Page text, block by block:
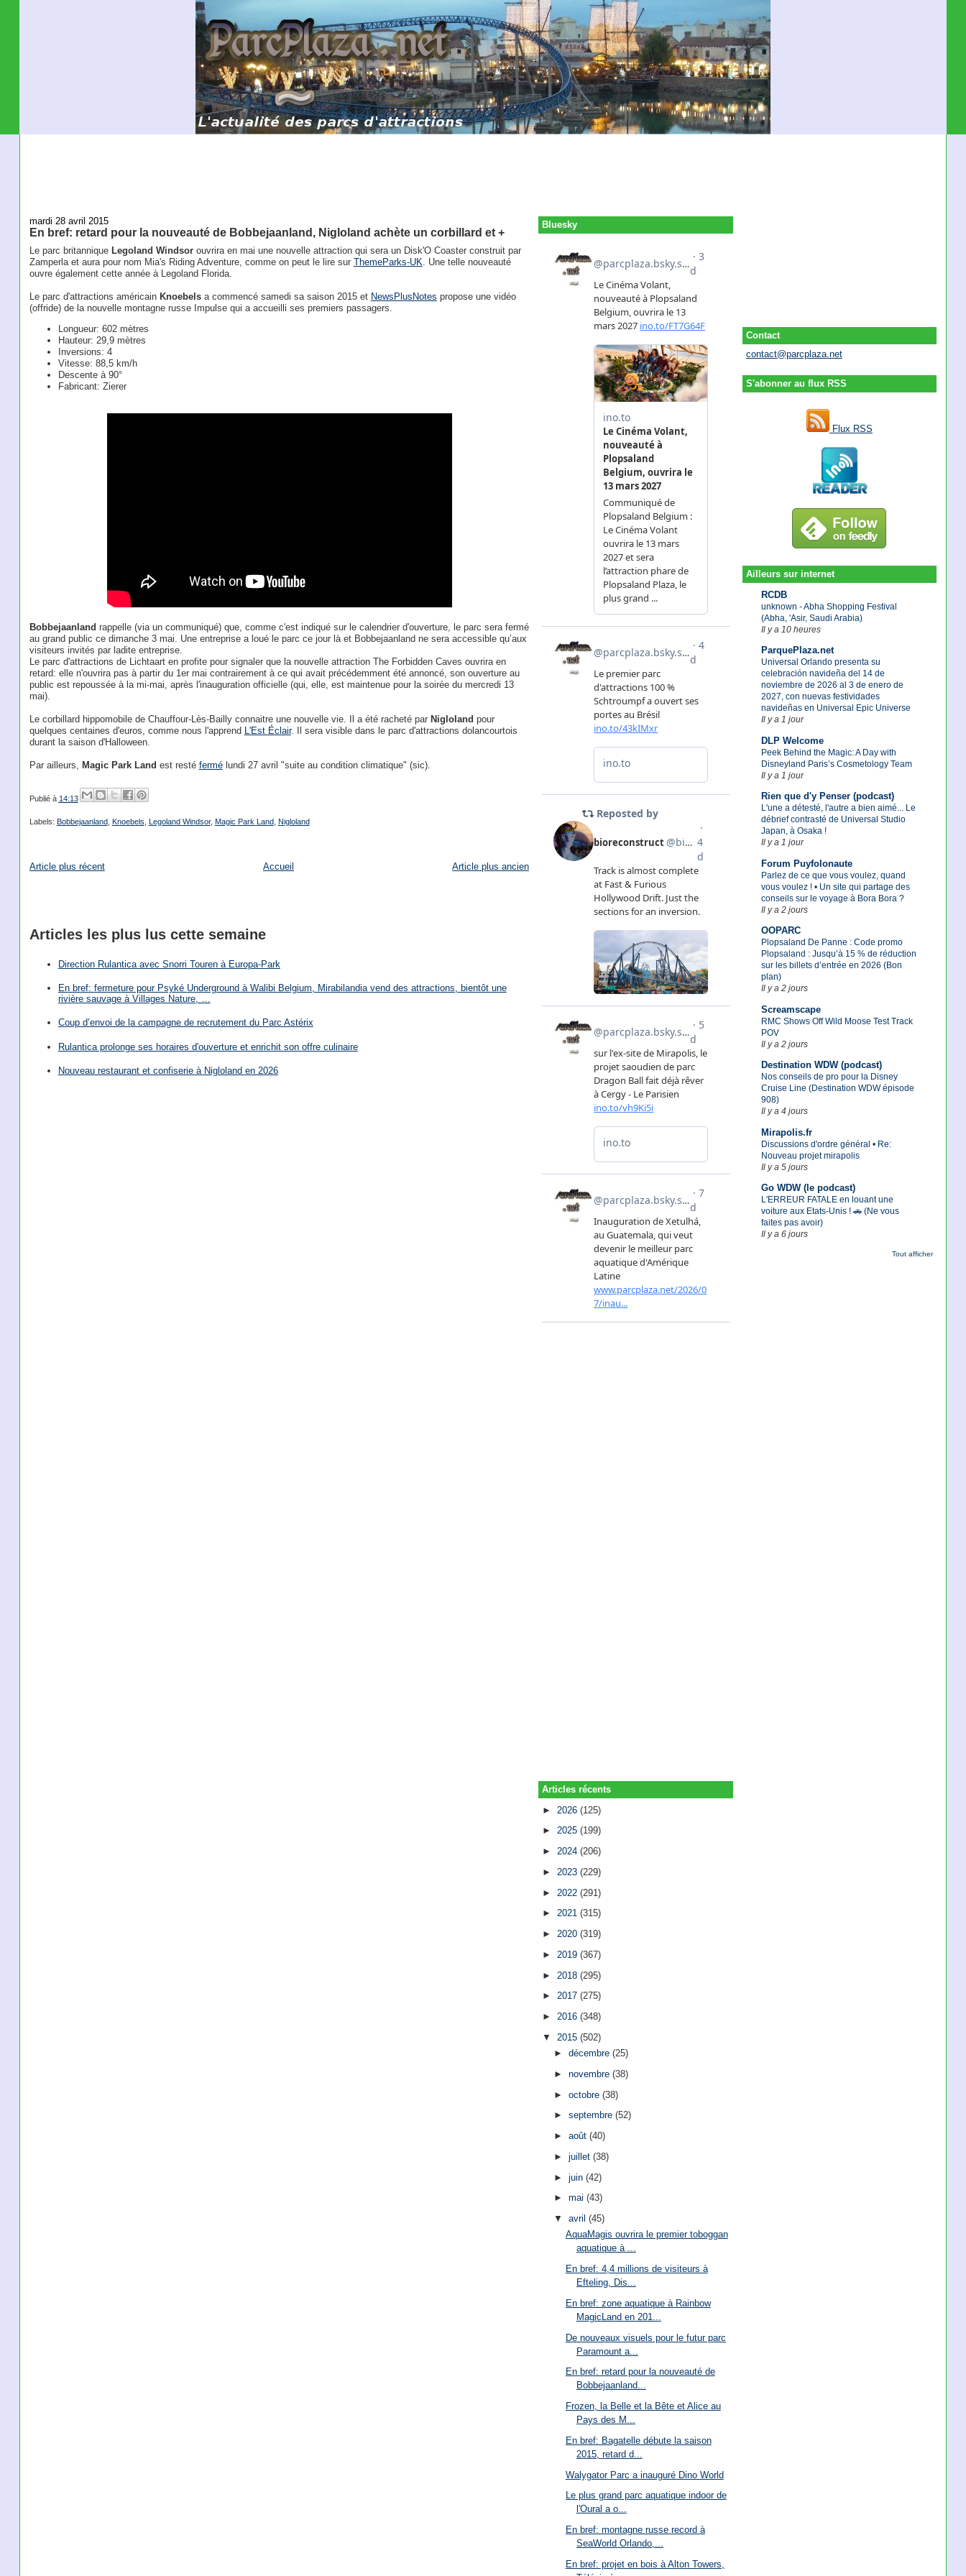
Contact
contact@parcplaza.net
S'abonner au flux RSS
Flux RSS
Ailleurs sur internet
RCDB
unknown - Abha Shopping Festival
(Abha, 'Asir, Saudi Arabia)
Il y a 10 heures
ParquePlaza.net
Universal Orlando presenta su
celebración navideña del 14 de
noviembre de 2026 al 3 de enero de
2027, con nuevas festividades
navideñas en Universal Epic Universe
Il y a 1 jour
DLP Welcome
Peek Behind the Magic: A Day with
Disneyland Paris’s Cosmetology Team
Il y a 1 jour
Rien que d'y Penser (podcast)
L'une a détesté, l'autre a bien aimé... Le
débrief contrasté de Universal Studio
Japan, à Osaka !
Il y a 1 jour
Forum Puyfolonaute
Parlez de ce que vous voulez, quand
vous voulez ! • Un site qui partage des
conseils sur le voyage à Bora Bora ?
Il y a 2 jours
OOPARC
Plopsaland De Panne : Code promo
Plopsaland : Jusqu’à 15 % de réduction
sur les billets d’entrée en 2026 (Bon
plan)
Il y a 2 jours
Screamscape
RMC Shows Off Wild Moose Test Track
POV
Il y a 2 jours
Destination WDW (podcast)
Nos conseils de pro pour la Disney
Cruise Line (Destination WDW épisode
908)
Il y a 4 jours
Mirapolis.fr
Discussions d'ordre général • Re:
Nouveau projet mirapolis
Il y a 5 jours
Go WDW (le podcast)
L'ERREUR FATALE en louant une
voiture aux Etats-Unis ! 🚗 (Ne vous
faites pas avoir)
Il y a 6 jours
Tout afficher
mardi 28 avril 2015
En bref: retard pour la nouveauté de Bobbejaanland, Nigloland achète un corbillard et +
Le parc britannique Legoland Windsorouvrira en mai une nouvelle attraction qui sera un Disk'O Coaster construit par
Zamperla et aura pour nom Mia's Riding Adventure, comme on peut le lire sur ThemeParks-UK. Une telle nouveauté
ouvre également cette année à Legoland Florida.
Le parc d'attractions américain Knoebelsa commencé samedi sa saison 2015 et NewsPlusNotes propose une vidéo
(offride) de la nouvelle montagne russe Impulse qui a accueilli ses premiers passagers.
Longueur: 602 mètres
Hauteur: 29,9 mètres
Inversions: 4
Vitesse: 88,5 km/h
Descente à 90°
Fabricant: Zierer
Bobbejaanland rappelle (via un communiqué) que, comme c'est indiqué sur le calendrier d'ouverture, le parc sera fermé
au grand public ce dimanche 3 mai. Une entreprise a loué le parc ce jour là et Bobbejaanland ne sera accessible qu’aux
visiteurs invités par ladite entreprise.
Le parc d'attractions de Lichtaart en profite pour signaler que la nouvelle attraction The Forbidden Caves ouvrira en
retard: elle n'ouvrira pas à partir du 1er mai contrairement à ce qui avait précédemment été annoncé, son ouverture au
public est repoussée à la mi-mai, après l'inauguration officielle (qui, elle, est maintenue pour la soirée du mercredi 13
mai).
Le corbillard hippomobile de Chauffour-Lès-Bailly connaitre une nouvelle vie. Il a été racheté par Nigloland pour
quelques centaines d'euros, comme nous l'apprend L'Est Éclair. Il sera visible dans le parc d'attractions dolancourtois
durant la saison d'Halloween.
Par ailleurs, Magic Park Land est resté fermélundi 27 avril "suite au condition climatique" (sic).
Publié à 14:13
Labels: Bobbejaanland, Knoebels, Legoland Windsor, Magic Park Land, Nigloland
Article plus récent Article plus ancien
Accueil
Articles les plus lus cette semaine
Direction Rulantica avec Snorri Touren à Europa-Park
En bref: fermeture pour Psyké Underground à Walibi Belgium, Mirabilandia vend des attractions, bientôt une
rivière sauvage à Villages Nature, …
Coup d’envoi de la campagne de recrutement du Parc Astérix
Rulantica prolonge ses horaires d'ouverture et enrichit son offre culinaire
Nouveau restaurant et confiserie à Nigloland en 2026
Bluesky
Articles récents
► 2026(125)
►2025(199)
►2024(206)
► 2023(229)
► 2022(291)
►2021(315)
►2020(319)
► 2019(367)
► 2018(295)
►2017(275)
►2016(348)
▼ 2015(502)
► décembre (25)
► novembre (38)
► octobre (38)
► septembre (52)
► août (40)
► juillet (38)
► juin (42)
► mai (43)
▼ avril (45)
AquaMagis ouvrira le premier toboggan
aquatique à ...
En bref: 4,4 millions de visiteurs à
Efteling, Dis...
En bref: zone aquatique à Rainbow
MagicLand en 201...
De nouveaux visuels pour le futur parc
Paramount a...
En bref: retard pour la nouveauté de
Bobbejaanland...
Frozen, la Belle et la Bête et Alice au
Pays des M...
En bref: Bagatelle débute la saison
2015, retard d...
Walygator Parc a inauguré Dino World
Le plus grand parc aquatique indoor de
l'Oural a o...
En bref: montagne russe record à
SeaWorld Orlando,...
En bref: projet en bois à Alton Towers,